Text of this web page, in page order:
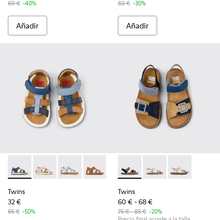
69 € -40%
Añadir
69 € -30%
Añadir
Twins - K800628-007 - Sandalias de piel y nobuk azules
Twins - K800628-008 - Sandalias de piel y nobuk
Twins - K800628-003
Twins - K800628-002
Twins - K800628-001
Twins
32 €
65 € -50%
Twins - K800672-002 -
Twins - K800672-004
Twins -
Twins
60 € - 68 €
75 € - 85 € -20%